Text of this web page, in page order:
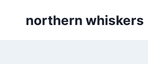
northern whiskers